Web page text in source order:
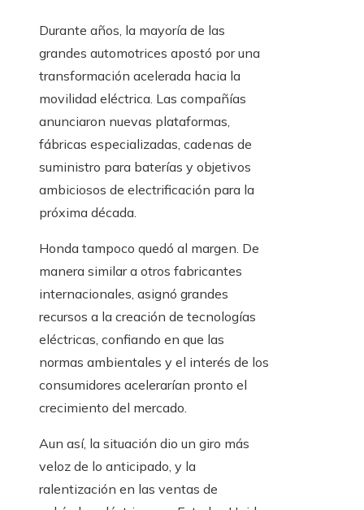
Durante años, la mayoría de las
grandes automotrices apostó por una
transformación acelerada hacia la
movilidad eléctrica. Las compañías
anunciaron nuevas plataformas,
fábricas especializadas, cadenas de
suministro para baterías y objetivos
ambiciosos de electrificación para la
próxima década.
Honda tampoco quedó al margen. De
manera similar a otros fabricantes
internacionales, asignó grandes
recursos a la creación de tecnologías
eléctricas, confiando en que las
normas ambientales y el interés de los
consumidores acelerarían pronto el
crecimiento del mercado.
Aun así, la situación dio un giro más
veloz de lo anticipado, y la
ralentización en las ventas de